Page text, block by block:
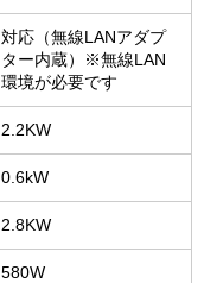
対応（無線LANアダプ
ター内蔵）※無線LAN
環境が必要です
2.2KW
0.6kW
2.8KW
580W